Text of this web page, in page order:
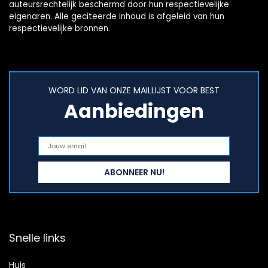
auteursrechtelijk beschermd door hun respectievelijke
eigenaren. Alle geciteerde inhoud is afgeleid van hun
respectievelijke bronnen.
WORD LID VAN ONZE MAILLIJST VOOR BEST
Aanbiedingen
Snelle links
Huis